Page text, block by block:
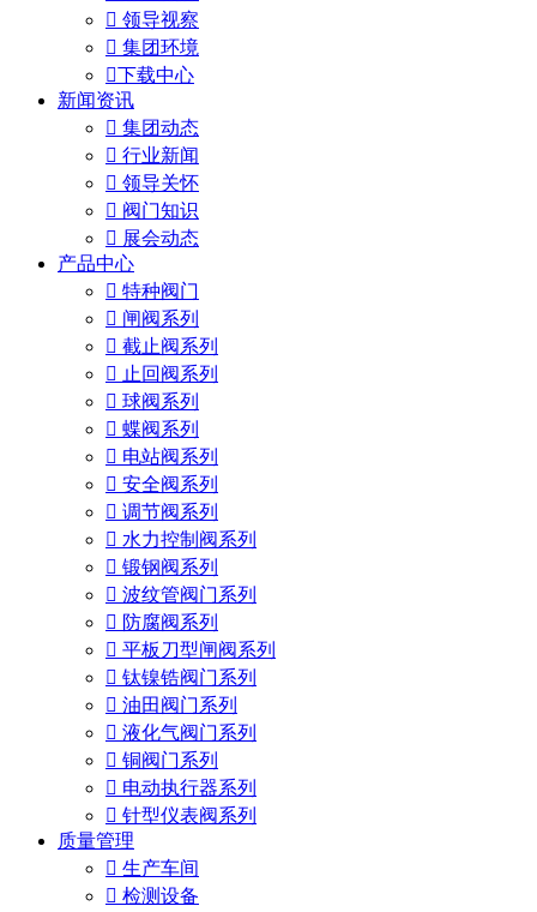
 领导视察
 集团环境
下载中心
新闻资讯
 集团动态
 行业新闻
 领导关怀
 阀门知识
 展会动态
产品中心
 特种阀门
 闸阀系列
 截止阀系列
 止回阀系列
 球阀系列
 蝶阀系列
 电站阀系列
 安全阀系列
 调节阀系列
 水力控制阀系列
 锻钢阀系列
 波纹管阀门系列
 防腐阀系列
 平板刀型闸阀系列
 钛镍锆阀门系列
 油田阀门系列
 液化气阀门系列
 铜阀门系列
 电动执行器系列
 针型仪表阀系列
质量管理
 生产车间
 检测设备